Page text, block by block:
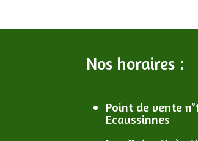
Nos horaires :
Point de vente
Ecaussinnes